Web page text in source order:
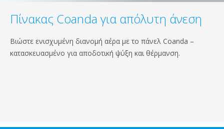
Πίνακας Coanda για απόλυτη άνεση
Βιώστε ενισχυμένη διανομή αέρα με το πάνελ Coanda –
κατασκευασμένο για αποδοτική ψύξη και θέρμανση.